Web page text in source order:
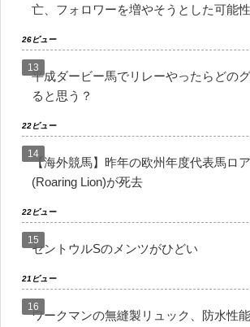
亡、フォロワーを増やそうとした可能性
26ビュー
平成ダービー馬でリレーやったらどの
ると思う？
22ビュー
【海外競馬】昨年の欧州年度代表馬ロ
(Roaring Lion)が死去
22ビュー
セントウルSのメンツがひどい
21ビュー
ワークマンの無縫製リュック、防水性